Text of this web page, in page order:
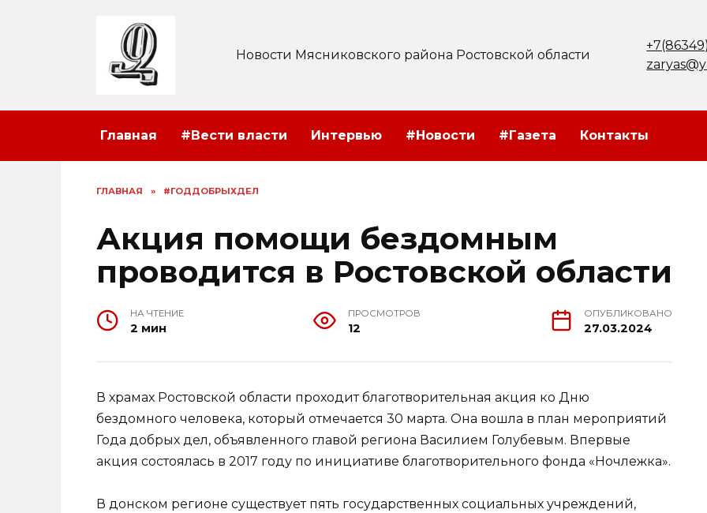
Новости Мясниковского района Ростовской области
Главная #Вести власти Интервью #Новости #Газета Контакты
ГЛАВНАЯ » #ГОДДОБРЫХДЕЛ
Акция помощи бездомным
проводится в Ростовской области
НА ЧТЕНИЕ
2 мин
ПРОСМОТРОВ
12
ОПУБЛИКОВАНО
27.03.2024
В храмах Ростовской области проходит благотворительная акция ко Дню
бездомного человека, который отмечается 30 марта. Она вошла в план мероприятий
Года добрых дел, объявленного главой региона Василием Голубевым. Впервые
акция состоялась в 2017 году по инициативе благотворительного фонда «Ночлежка».
В донском регионе существует пять государственных социальных учреждений,